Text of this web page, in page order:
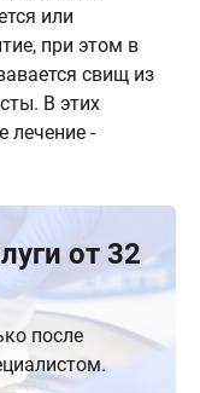
или
при этом в
свищ из
В этих
лечение -
от 32
после